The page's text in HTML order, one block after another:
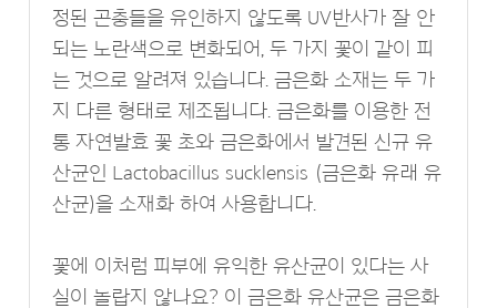
정된 곤충들을 유인하지 않도록 UV반사가 잘 안
되는 노란색으로 변화되어, 두 가지 꽃이 같이 피
는 것으로 알려져 있습니다. 금은화 소재는 두 가
지 다른 형태로 제조됩니다. 금은화를 이용한 전
통 자연발효 꽃 초와 금은화에서 발견된 신규 유
산균인 Lactobacillus sucklensis (금은화 유래 유
산균)을 소재화 하여 사용합니다.
꽃에 이처럼 피부에 유익한 유산균이 있다는 사
실이 놀랍지 않나요? 이 금은화 유산균은 금은화